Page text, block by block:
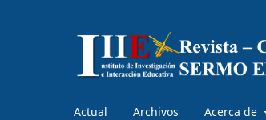
Actual Archivos Acerca de